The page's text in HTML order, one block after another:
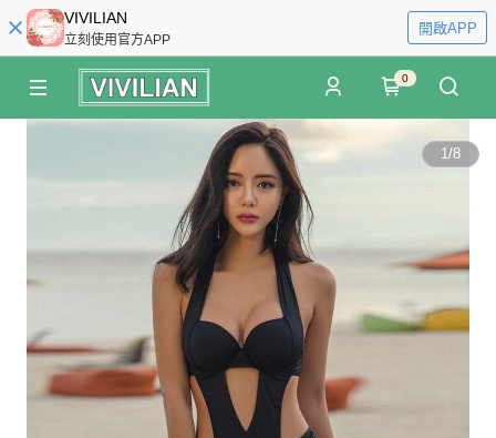
VIVILIAN
立刻使用官方APP
開啟APP
0
1/8